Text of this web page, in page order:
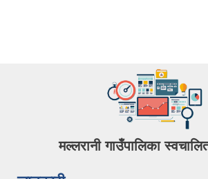
मल्लरानी गाउँपालिका